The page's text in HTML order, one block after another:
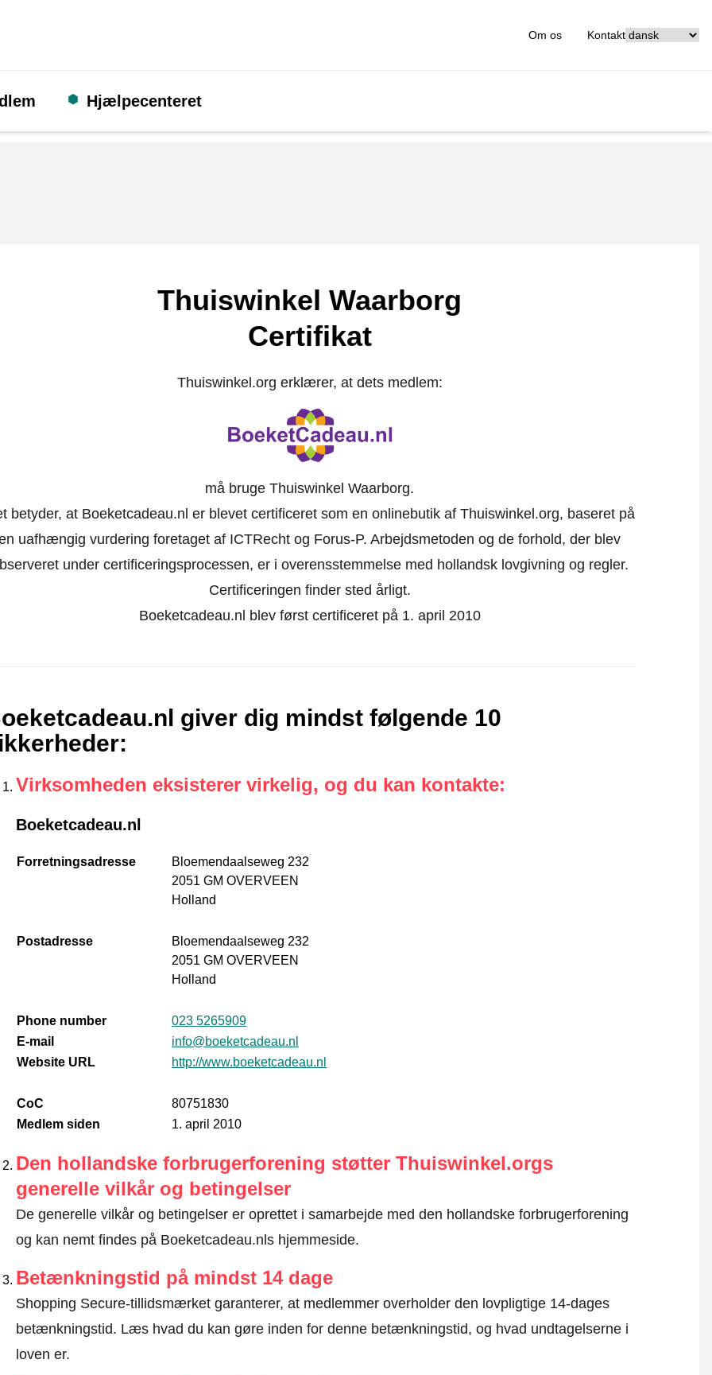
Om os Kontakt
Hjælpecenteret
Thuiswinkel Waarborg
Certifikat
Thuiswinkel.org erklærer, at dets medlem:
må bruge Thuiswinkel Waarborg.
betyder, at Boeketcadeau.nl er blevet certificeret som en onlinebutik af Thuiswinkel.org, baseret på
uafhængig vurdering foretaget af ICTRecht og Forus-P. Arbejdsmetoden og de forhold, der blev
under certificeringsprocessen, er i overensstemmelse med hollandsk lovgivning og regler.
Certificeringen finder sted årligt.
Boeketcadeau.nl blev først certificeret på 1. april 2010
giver dig mindst følgende 10
:
Virksomheden eksisterer virkelig, og du kan kontakte:
Boeketcadeau.nl
Forretningsadresse
Bloemendaalseweg 232
2051 GM OVERVEEN
Holland
Postadresse
Bloemendaalseweg 232
2051 GM OVERVEEN
Holland
Phone number
023 5265909
E-mail
info@boeketcadeau.nl
Website URL
http://www.boeketcadeau.nl
CoC
80751830
Medlem siden
1. april 2010
Den hollandske forbrugerforening støtter Thuiswinkel.orgs
generelle vilkår og betingelser
De generelle vilkår og betingelser er oprettet i samarbejde med den hollandske forbrugerforening
og kan nemt findes på Boeketcadeau.nls hjemmeside.
Betænkningstid på mindst 14 dage
Shopping Secure-tillidsmærket garanterer, at medlemmer overholder den lovpligtige 14-dages
betænkningstid. Læs hvad du kan gøre inden for denne betænkningstid, og hvad undtagelserne i
loven er.